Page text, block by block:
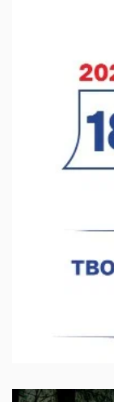
06.08.2026
Они
06.08.2026
операцию на